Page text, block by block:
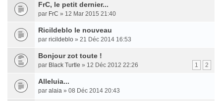
FrC, le petit dernier...
par FrC » 12 Mar 2015 21:40
Ricildeblo le nouveau
par ricildeblo » 21 Déc 2014 16:53
Bonjour zot toute !
1 2
par Black Turtle » 12 Déc 2012 22:26
Alleluia...
par alaia » 08 Déc 2014 20:43